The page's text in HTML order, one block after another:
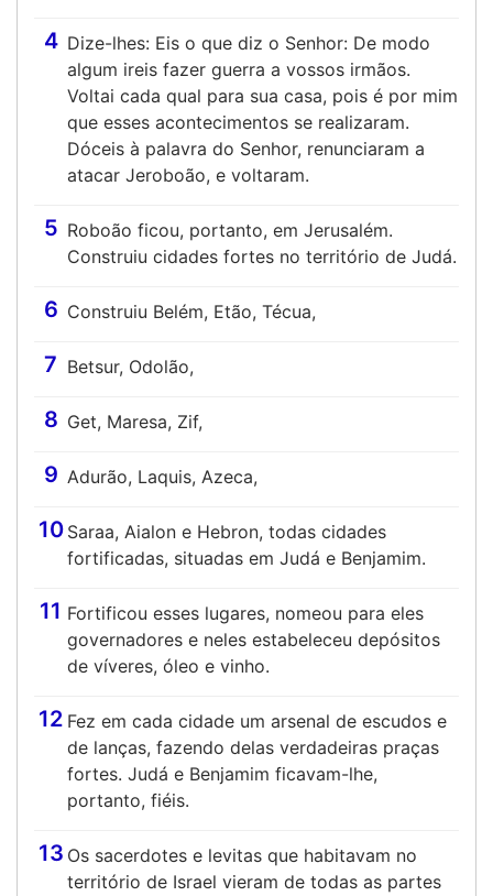
4 Dize-lhes: Eis o que diz o Senhor: De modo
algum ireis fazer guerra a vossos irmãos.
Voltai cada qual para sua casa, pois é por mim
que esses acontecimentos se realizaram.
Dóceis à palavra do Senhor, renunciaram a
atacar Jeroboão, e voltaram.
5 Roboão ficou, portanto, em Jerusalém.
Construiu cidades fortes no território de Judá.
6 Construiu Belém, Etão, Técua,
7 Betsur, Odolão,
8 Get, Maresa, Zif,
9 Adurão, Laquis, Azeca,
10 Saraa, Aialon e Hebron, todas cidades
fortificadas, situadas em Judá e Benjamim.
11 Fortificou esses lugares, nomeou para eles
governadores e neles estabeleceu depósitos
de víveres, óleo e vinho.
12 Fez em cada cidade um arsenal de escudos e
de lanças, fazendo delas verdadeiras praças
fortes. Judá e Benjamim ficavam-lhe,
portanto, fiéis.
13 Os sacerdotes e levitas que habitavam no
território de Israel vieram de todas as partes